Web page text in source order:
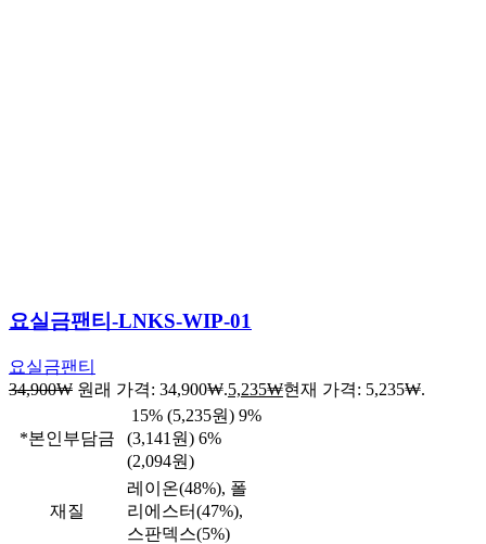
요실금팬티-LNKS-WIP-01
요실금팬티
34,900₩ 원래 가격: 34,900₩.5,235₩현재 가격: 5,235₩.
*본인부담금
15% (5,235원) 9%
(3,141원) 6%
(2,094원)
재질
레이온(48%), 폴
리에스터(47%),
스판덱스(5%)